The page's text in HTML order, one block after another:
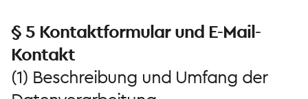
§ 5 Kontaktformular und E-Mail-
Kontakt
(1) Beschreibung und Umfang der